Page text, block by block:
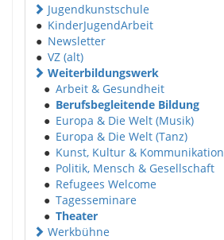
Jugendkunstschule
● KinderJugendArbeit
● Newsletter
● VZ (alt)
Weiterbildungswerk
● Arbeit & Gesundheit
● Berufsbegleitende Bildung
● Europa & Die Welt (Musik)
● Europa & Die Welt (Tanz)
● Kunst, Kultur & Kommunikation
● Politik, Mensch & Gesellschaft
● Refugees Welcome
● Tagesseminare
● Theater
Werkbühne